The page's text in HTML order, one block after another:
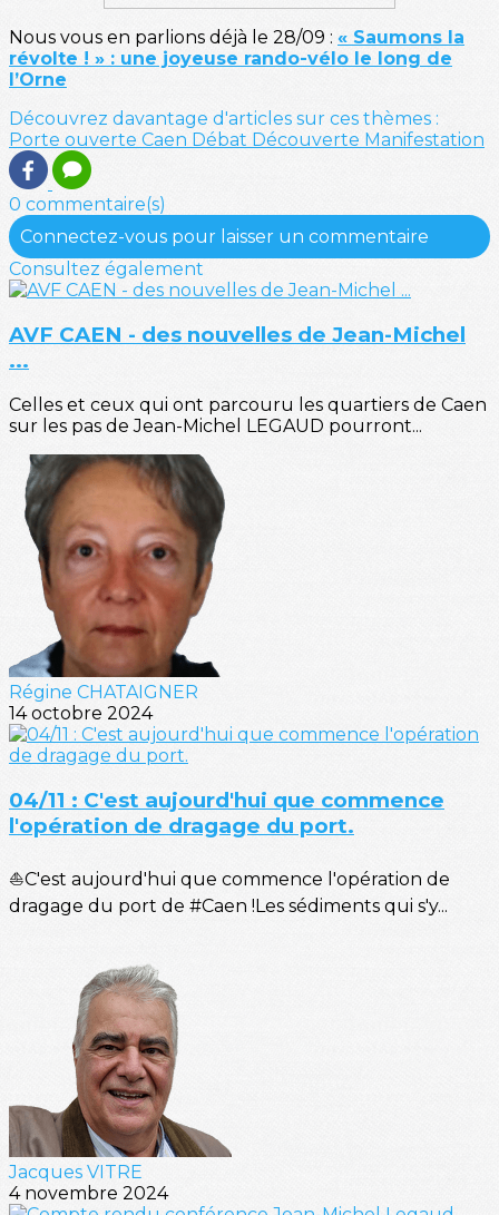
Nous vous en parlions déjà le 28/09 : « Saumons la
révolte ! » : une joyeuse rando-vélo le long de
l’Orne
Découvrez davantage d'articles sur ces thèmes :
Porte ouverte Caen Débat Découverte Manifestation
0 commentaire(s)
Connectez-vous pour laisser un commentaire
Consultez également
AVF CAEN - des nouvelles de Jean-Michel
...
Celles et ceux qui ont parcouru les quartiers de Caen
sur les pas de Jean-Michel LEGAUD pourront...
Régine CHATAIGNER
14 octobre 2024
04/11 : C'est aujourd'hui que commence
l'opération de dragage du port.
⛵C'est aujourd'hui que commence l'opération de
dragage du port de #Caen !Les sédiments qui s'y...
Jacques VITRE
4 novembre 2024